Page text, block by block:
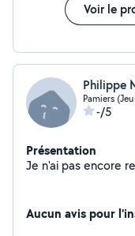
Voir le
Philippe
Pamiers
-/5
Présentation
Aucun avis pour